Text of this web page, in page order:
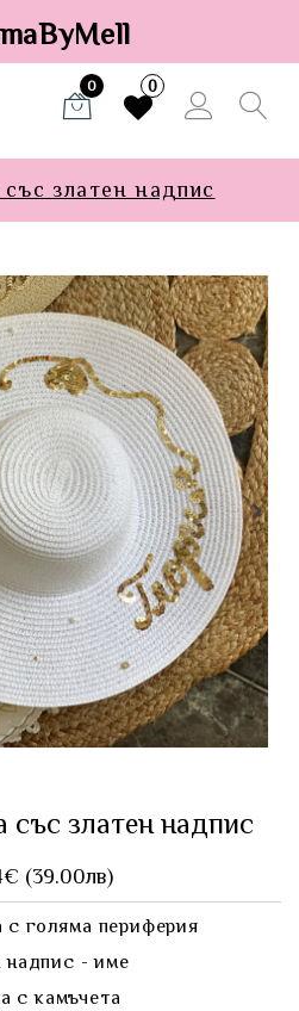
0 0
златен надпис
със златен надпис
(39.00лв)
голяма периферия
надпис - име
с камъчета